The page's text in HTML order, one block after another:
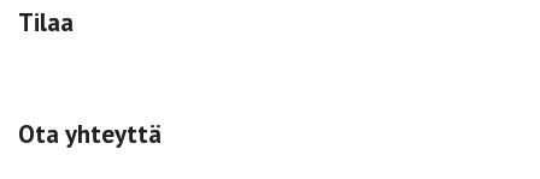
Tilaa
Ota yhteyttä